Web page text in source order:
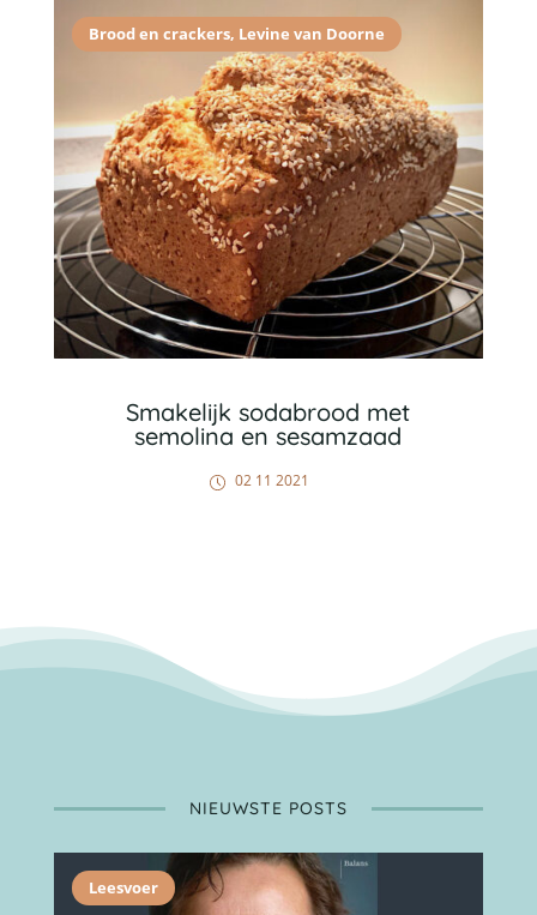
Brood en crackers, Levine van Doorne
Smakelijk sodabrood met
semolina en sesamzaad
02 11 2021
NIEUWSTE POSTS
Leesvoer